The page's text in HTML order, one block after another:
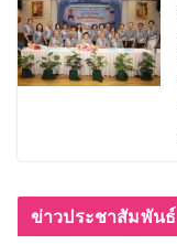
ข่าวประชาสัมพันธ์